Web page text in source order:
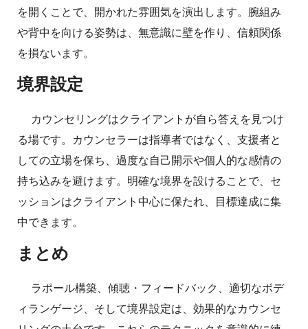
を開くことで、開かれた雰囲気を演出します。腕組み
や背中を向ける姿勢は、無意識に壁を作り、信頼関係
を損ないます。
境界設定
カウンセリングはクライアントが自ら答えを見つけ
る場です。カウンセラーは指導者ではなく、支援者と
しての立場を保ち、過度な自己開示や個人的な感情の
持ち込みを避けます。明確な境界を設けることで、セ
ッションはクライアント中心に保たれ、目標達成に集
中できます。
まとめ
ラポール構築、傾聴・フィードバック、適切なボデ
ィランゲージ、そして境界設定は、効果的なカウンセ